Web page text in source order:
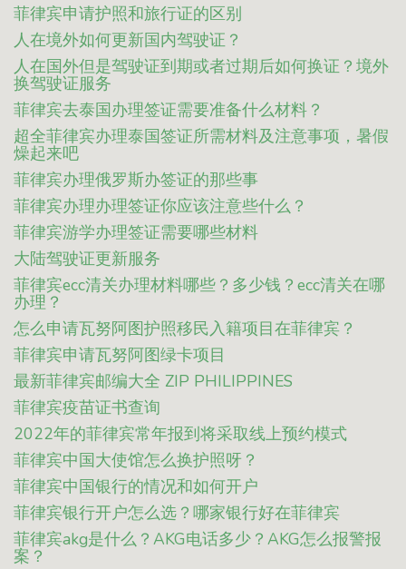
菲律宾申请护照和旅行证的区别
人在境外如何更新国内驾驶证？
人在国外但是驾驶证到期或者过期后如何换证？境外
换驾驶证服务
菲律宾去泰国办理签证需要准备什么材料？
超全菲律宾办理泰国签证所需材料及注意事项，暑假
燥起来吧
菲律宾办理俄罗斯办签证的那些事
菲律宾办理办理签证你应该注意些什么？
菲律宾游学办理签证需要哪些材料
大陆驾驶证更新服务
菲律宾ecc清关办理材料哪些？多少钱？ecc清关在哪
办理？
怎么申请瓦努阿图护照移民入籍项目在菲律宾？
菲律宾申请瓦努阿图绿卡项目
最新菲律宾邮编大全 ZIP PHILIPPINES
菲律宾疫苗证书查询
2022年的菲律宾常年报到将采取线上预约模式
菲律宾中国大使馆怎么换护照呀？
菲律宾中国银行的情况和如何开户
菲律宾银行开户怎么选？哪家银行好在菲律宾
菲律宾akg是什么？AKG电话多少？AKG怎么报警报
案？